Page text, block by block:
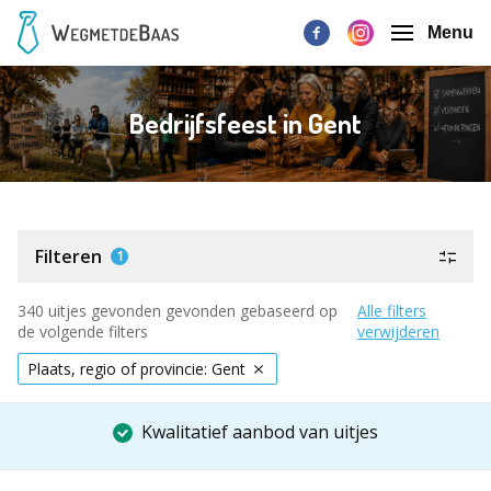
Menu
Bedrijfsfeest in Gent
Filteren 1
340 uitjes gevonden gevonden gebaseerd op
de volgende filters
Alle filters
verwijderen
Plaats, regio of provincie: Gent
Kwalitatief aanbod van uitjes